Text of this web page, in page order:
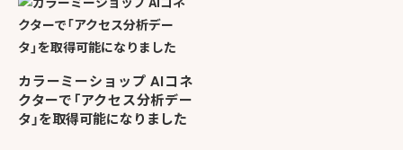
カラーミーショップ AIコネ
クターで「アクセス分析デー
タ」を取得可能になりました